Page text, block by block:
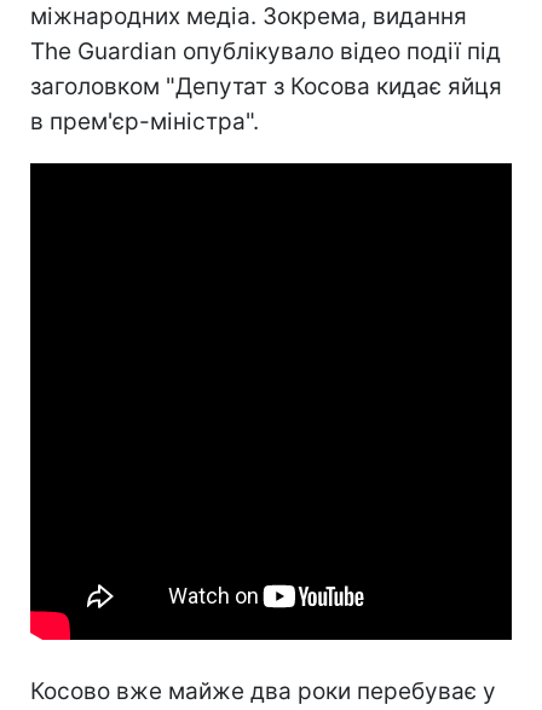
міжнародних медіа. Зокрема, видання
The Guardian опублікувало відео події під
заголовком "Депутат з Косова кидає яйця
в прем'єр-міністра".
Косово вже майже два роки перебуває у